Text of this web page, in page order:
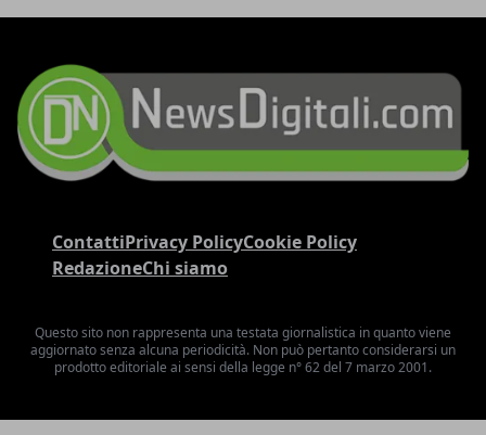
ContattiPrivacy PolicyCookie Policy
RedazioneChi siamo
Questo sito non rappresenta una testata giornalistica in quanto viene
aggiornato senza alcuna periodicità. Non può pertanto considerarsi un
prodotto editoriale ai sensi della legge n° 62 del 7 marzo 2001.